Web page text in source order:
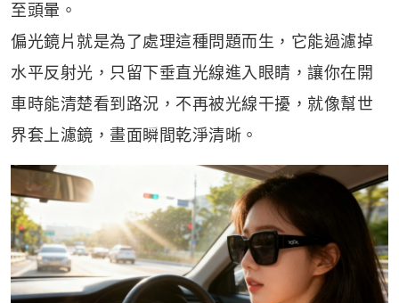
至頭暈。
偏光鏡片就是為了處理這種問題而生，它能過濾掉
水平反射光，只留下垂直光線進入眼睛，讓你在開
車時能清楚看到路況，不再被光線干擾，就像幫世
界套上濾鏡，畫面瞬間乾淨清晰。